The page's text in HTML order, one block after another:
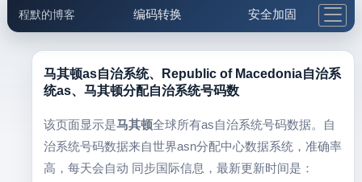
程默的博客 编码转换 安全加固
邮件工具 生活便民 更多工具
5.1支付宝大红包
马其顿as自治系统、Republic of Macedonia自治系
统as、马其顿分配自治系统号码数
该页面显示是马其顿全球所有as自治系统号码数据。自
治系统号码数据来自世界asn分配中心数据系统，准确率
高，每天会自动 同步国际信息，最新更新时间是：